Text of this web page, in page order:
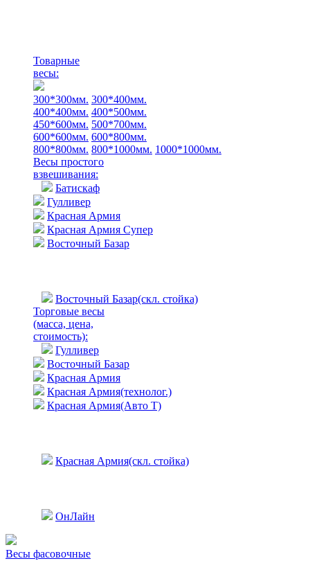
Товарные
весы:
300*300мм. 300*400мм.
400*400мм. 400*500мм.
450*600мм. 500*700мм.
600*600мм. 600*800мм.
800*800мм. 800*1000мм. 1000*1000мм.
Весы простого
взвешивания:
Батискаф
Гулливер
Красная Армия
Красная Армия Супер
Восточный Базар
Восточный Базар(скл. стойка)
Торговые весы
(масса, цена,
стоимость):
Гулливер
Восточный Базар
Красная Армия
Красная Армия(технолог.)
Красная Армия(Авто Т)
Красная Армия(скл. стойка)
ОнЛайн
Весы фасовочные